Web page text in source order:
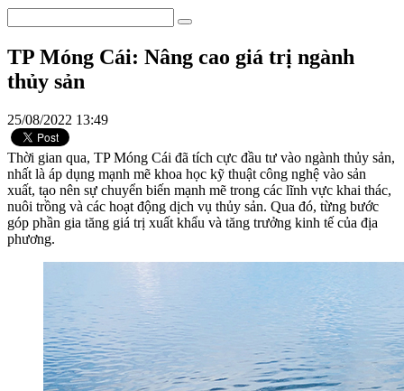
TP Móng Cái: Nâng cao giá trị ngành
thủy sản
25/08/2022 13:49
Thời gian qua, TP Móng Cái đã tích cực đầu tư vào ngành thủy sản,
nhất là áp dụng mạnh mẽ khoa học kỹ thuật công nghệ vào sản
xuất, tạo nên sự chuyển biến mạnh mẽ trong các lĩnh vực khai thác,
nuôi trồng và các hoạt động dịch vụ thủy sản. Qua đó, từng bước
góp phần gia tăng giá trị xuất khẩu và tăng trưởng kinh tế của địa
phương.